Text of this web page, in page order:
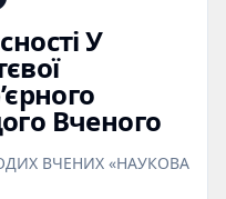
У
Вченого
ВЧЕНИХ «НАУКОВА